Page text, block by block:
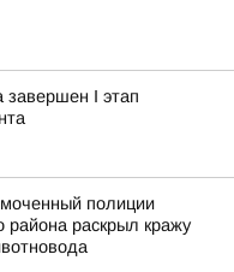
завершен I этап
полиции
района раскрыл кражу